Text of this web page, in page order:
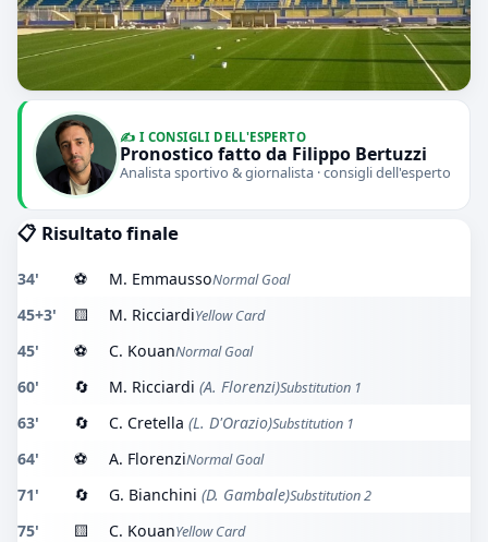
✍️ I CONSIGLI DELL'ESPERTO
Pronostico fatto da Filippo Bertuzzi
Analista sportivo & giornalista · consigli dell'esperto
📋 Risultato finale
34' ⚽ M. EmmaussoNormal Goal
45+3' 🟨 M. RicciardiYellow Card
45' ⚽ C. KouanNormal Goal
60' 🔄 M. Ricciardi (A. Florenzi)Substitution 1
63' 🔄 C. Cretella (L. D'Orazio)Substitution 1
64' ⚽ A. FlorenziNormal Goal
71' 🔄 G. Bianchini (D. Gambale)Substitution 2
75' 🟨 C. KouanYellow Card